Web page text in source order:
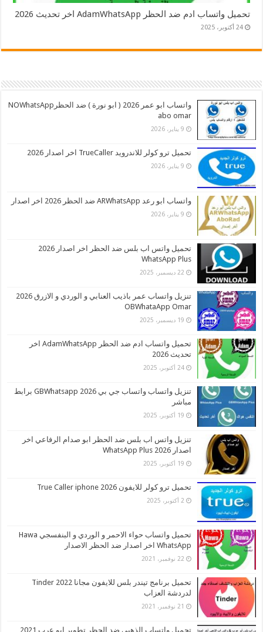
تحميل واتساب ادم ضد الحظر AdamWhatsApp اخر تحديث 2026
24 أكتوبر، 2025
واتساب ابو عمر 2026 ( ابو نورة ) ضد الحظرNOWhatsApp
abo omar
9 يناير، 2026
تحميل ترو كولر للاندرويد TrueCaller اخر اصدار 2026
9 يناير، 2026
واتساب ابو رعد ARWhatsApp ضد الحظر 2026 اخر اصدار
9 يناير، 2026
تحميل واتس اب بلس ضد الحظر اخر اصدار 2026
WhatsApp Plus
22 ديسمبر، 2025
تنزيل واتساب عمر باذيب العنابي و الوردي و الازرق 2026
OBWhataApp Omar
19 ديسمبر، 2025
تحميل واتساب ادم ضد الحظر AdamWhatsApp اخر
تحديث 2026
24 أكتوبر، 2025
تنزيل واتساب واتساب جي بي 2026 GBWhatsapp برابط
مباشر
19 أكتوبر، 2025
تنزيل واتس اب بلس ضد الحظر ابو صدام الرفاعي اخر
اصدار 2026 WhatsApp Plus
19 أكتوبر، 2025
تحميل ترو كولر للايفون 2026 True Caller iphone
2 أكتوبر، 2025
تحميل واتساب حواء الاحمر و الوردي و البنفسجي Hawa
WhatsApp اخر اصدار ضد الحظر الاصدار
22 نوفمبر، 2021
تحميل برنامج تيندر بلس للايفون مجانا 2022 Tinder
لدردشة العزاب
21 نوفمبر، 2021
تحميل واتساب الذهبي ضد الحظر تطوير ابو عرب 2021